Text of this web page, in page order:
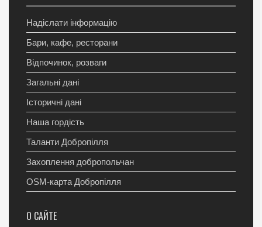
Надіслати інформацію
Бари, кафе, ресторани
Відпочинок, розваги
Загальні дані
Історичні дані
Наша гордість
Таланти Добропілля
Захоплення добропольчан
OSM-карта Добропілля
О САЙТЕ